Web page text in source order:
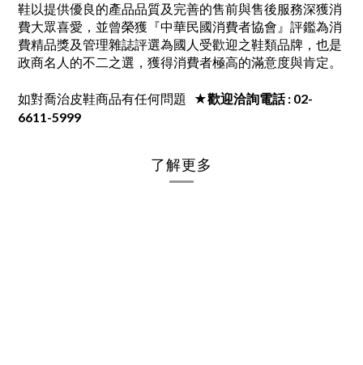
鞋以提供優良的產品品質及完善的售前與售後服務深獲消
費大眾喜愛，並曾榮獲『中華民國消費者協會』評鑑為消
費精品獎及管理雜誌評選為國人受歡迎之鞋類品牌，也是
政商名人的不二之選，獲得消費者極高的滿意度與肯定。
如對喬治皮鞋商品有任何問題
★歡迎洽詢電話 : 02-
6611-5999
了解更多